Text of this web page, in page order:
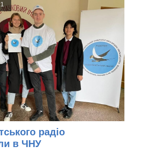
радіо
в ЧНУ